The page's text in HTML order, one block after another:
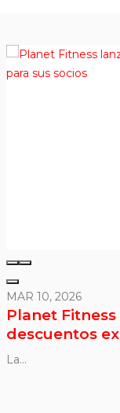
MAR 10, 2026
Planet
descuentos
La...